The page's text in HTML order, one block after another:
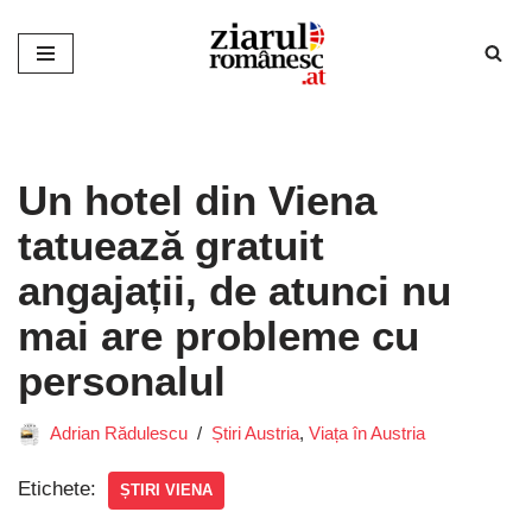
Sari
Un hotel din Viena
tatuează gratuit
angajații, de atunci nu
mai are probleme cu
personalul
Adrian Rădulescu Știri Austria, Viața în Austria
Etichete: ȘTIRI VIENA